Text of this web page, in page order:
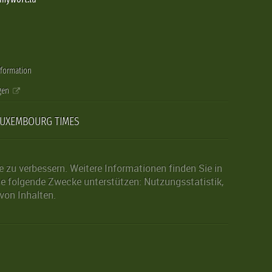
TIMES
verbessern. Weitere Informationen finden Sie in
folgende Zwecke unterstützen: Nutzungsstatistik,
Inhalten.